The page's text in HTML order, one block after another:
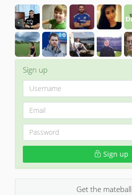
Sign up
Sign up
Get the